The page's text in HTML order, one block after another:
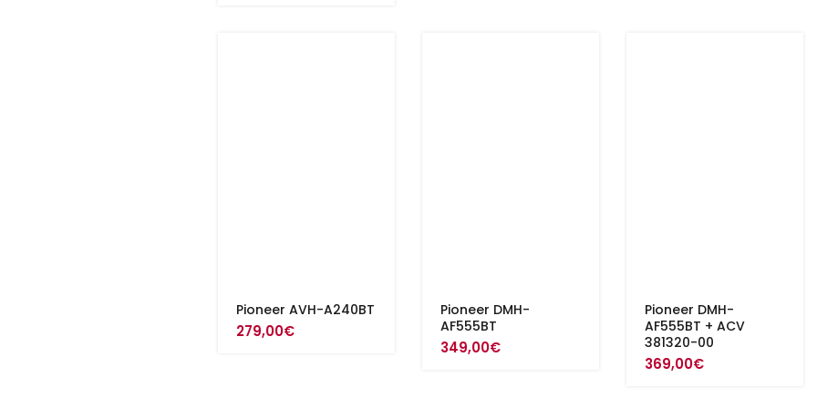
Pioneer AVH-A240BT
279,00€
Pioneer DMH-
AF555BT
349,00€
Pioneer DMH-
AF555BT + ACV
381320-00
369,00€